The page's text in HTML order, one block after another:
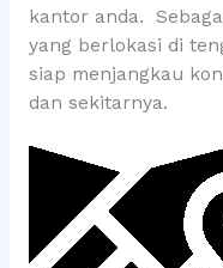
kantor anda.
yang berlokasi di
siap menjangkau
dan sekitarnya.